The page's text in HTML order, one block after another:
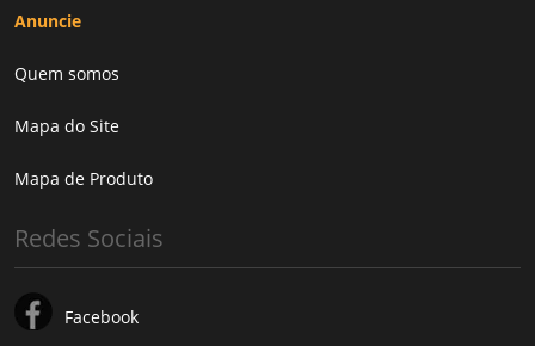
Anuncie
Quem somos
Mapa do Site
Mapa de Produto
Redes Sociais
Facebook